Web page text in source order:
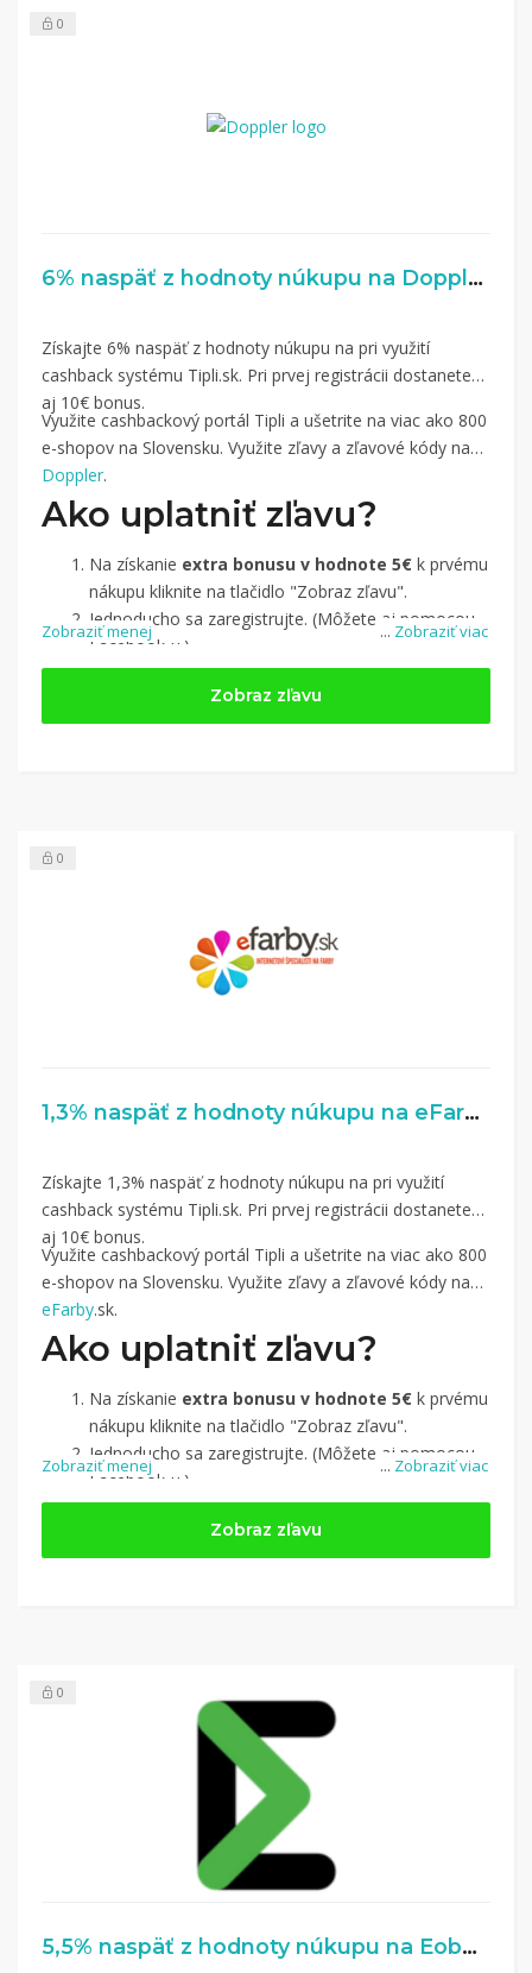
0
6% naspäť z hodnoty núkupu na Doppler.sk
... Zobraziť viac
Získajte 6% naspäť z hodnoty núkupu na pri využití
cashback systému Tipli.sk. Pri prvej registrácii dostanete
aj 10€ bonus.
Využite cashbackový portál Tipli a ušetrite na viac ako 800
e-shopov na Slovensku. Využite zľavy a zľavové kódy na
Doppler.
Ako uplatniť zľavu?
Na získanie extra bonusu v hodnote 5€ k prvému
nákupu kliknite na tlačidlo "Zobraz zľavu".
Jednoducho sa zaregistrujte. (Môžete aj pomocou
Facebook-u.)
Jednoducho sinájdite obchod, pomocou služby
(v ponuke je cca 1 500 obchodov).
Kliknite na tlačidlo „Nakupovať“.(Následne
Zobraziť menej
Zobraz zľavu
0
1,3% naspäť z hodnoty núkupu na eFarby.sk
... Zobraziť viac
Získajte 1,3% naspäť z hodnoty núkupu na pri využití
cashback systému Tipli.sk. Pri prvej registrácii dostanete
aj 10€ bonus.
Využite cashbackový portál Tipli a ušetrite na viac ako 800
e-shopov na Slovensku. Využite zľavy a zľavové kódy na
eFarby.sk.
Ako uplatniť zľavu?
Na získanie extra bonusu v hodnote 5€ k prvému
nákupu kliknite na tlačidlo "Zobraz zľavu".
Jednoducho sa zaregistrujte. (Môžete aj pomocou
Facebook-u.)
Jednoducho sinájdite obchod, pomocou služby
(v ponuke je cca 1 500 obchodov).
Kliknite na tlačidlo „Nakupovať“.(Následne
nákupu, si tieto peniaze môžete dať hneď vyplatiť
na váš bankový účet.
Zobraziť menej
Zobraz zľavu
0
5,5% naspäť z hodnoty núkupu na Eobal.sk